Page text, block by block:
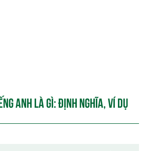
ANH LÀ GÌ: ĐỊNH NGHĨA, VÍ DỤ